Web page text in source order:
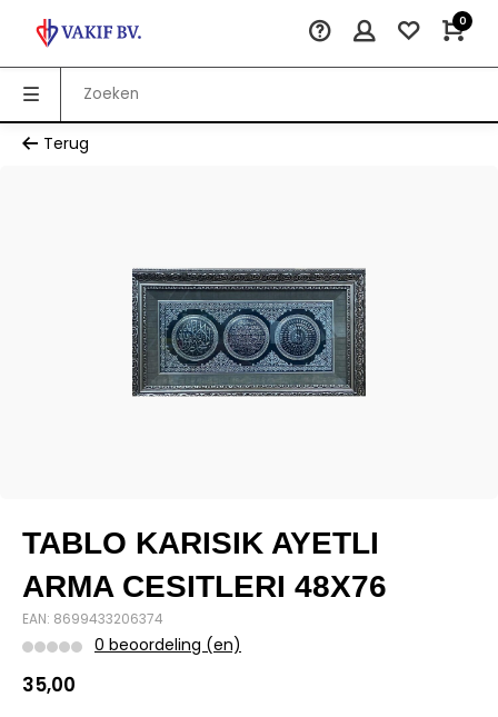
0
Terug
TABLO KARISIK AYETLI
ARMA CESITLERI 48X76
EAN: 8699433206374
0 beoordeling (en)
35,00